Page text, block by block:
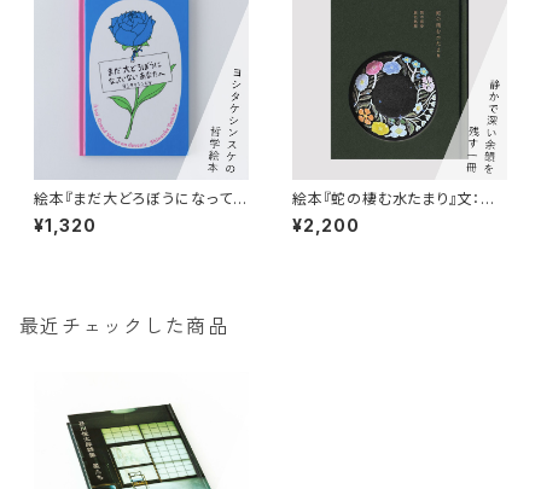
絵本『まだ大どろぼうになってい
ないあなたへ』ヨシタケシンスケ
¥1,320
絵本『蛇の棲む水たまり』文：梨
木香歩 器：鹿児島睦
¥2,200
最近チェックした商品